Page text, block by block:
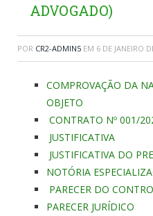
ADVOGADO)
POR CR2-ADMIN5 EM 6 DE JANEIRO
COMPROVAÇÃO DA
OBJETO
CONTRATO Nº 001/
JUSTIFICATIVA
JUSTIFICATIVA DO
NOTÓRIA
PARECER DO
PARECER JURÍDICO